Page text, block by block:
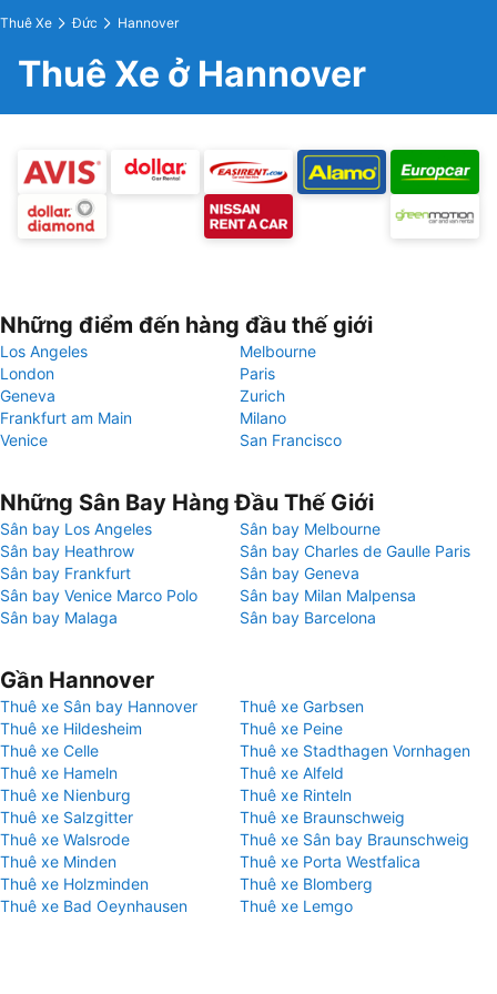
Thuê Xe Đức Hannover
Thuê Xe ở Hannover
Những điểm đến hàng đầu thế giới
Los Angeles
Melbourne
London
Paris
Geneva
Zurich
Frankfurt am Main
Milano
Venice
San Francisco
Những Sân Bay Hàng Đầu Thế Giới
Sân bay Los Angeles
Sân bay Melbourne
Sân bay Heathrow
Sân bay Charles de Gaulle Paris
Sân bay Frankfurt
Sân bay Geneva
Sân bay Venice Marco Polo
Sân bay Milan Malpensa
Sân bay Malaga
Sân bay Barcelona
Gần Hannover
Thuê xe Sân bay Hannover
Thuê xe Garbsen
Thuê xe Hildesheim
Thuê xe Peine
Thuê xe Celle
Thuê xe Stadthagen Vornhagen
Thuê xe Hameln
Thuê xe Alfeld
Thuê xe Nienburg
Thuê xe Rinteln
Thuê xe Salzgitter
Thuê xe Braunschweig
Thuê xe Walsrode
Thuê xe Sân bay Braunschweig
Thuê xe Minden
Thuê xe Porta Westfalica
Thuê xe Holzminden
Thuê xe Blomberg
Thuê xe Bad Oeynhausen
Thuê xe Lemgo